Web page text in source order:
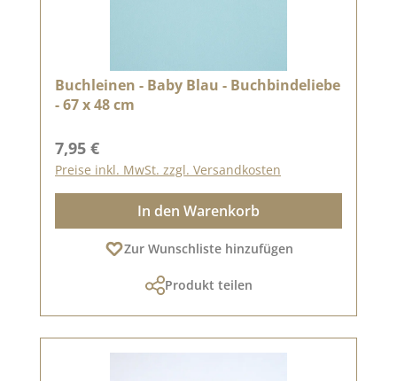
Buchleinen - Baby Blau - Buchbindeliebe
- 67 x 48 cm
Regulärer Preis:
7,95 €
Preise inkl. MwSt. zzgl. Versandkosten
In den Warenkorb
Zur Wunschliste hinzufügen
Produkt teilen